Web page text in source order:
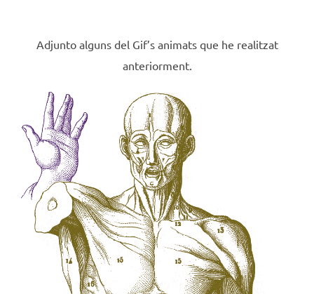
Adjunto alguns del Gif’s animats que he realitzat
anteriorment.